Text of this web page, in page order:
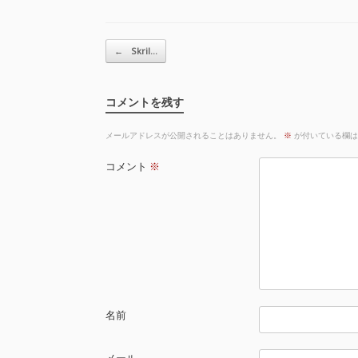
投稿ナビゲーション
← Skril…
コメントを残す
メールアドレスが公開されることはありません。 ※ が付いている欄
コメント ※
名前